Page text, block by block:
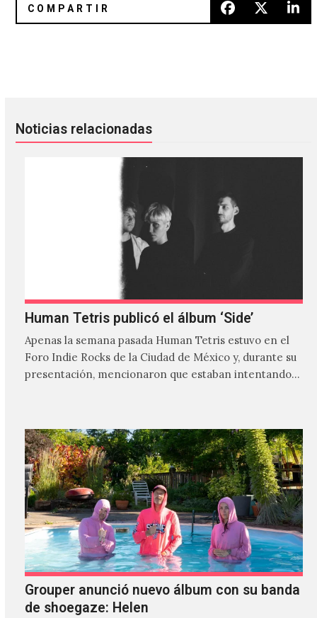
Noticias relacionadas
Human Tetris publicó el álbum ‘Side’
Apenas la semana pasada Human Tetris estuvo en el
Foro Indie Rocks de la Ciudad de México y, durante su
presentación, mencionaron que estaban intentando…
Grouper anunció nuevo álbum con su banda
de shoegaze: Helen